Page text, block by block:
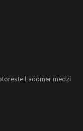
Ladomer medzi